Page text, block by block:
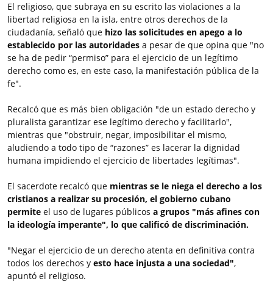
El religioso, que subraya en su escrito las violaciones a la
libertad religiosa en la isla, entre otros derechos de la
ciudadanía, señaló que hizo las solicitudes en apego a lo
establecido por las autoridades a pesar de que opina que "no
se ha de pedir “permiso” para el ejercicio de un legítimo
derecho como es, en este caso, la manifestación pública de la
fe".
Recalcó que es más bien obligación "de un estado derecho y
pluralista garantizar ese legítimo derecho y facilitarlo",
mientras que "obstruir, negar, imposibilitar el mismo,
aludiendo a todo tipo de “razones” es lacerar la dignidad
humana impidiendo el ejercicio de libertades legítimas".
El sacerdote recalcó que mientras se le niega el derecho a los
cristianos a realizar su procesión, el gobierno cubano
permite el uso de lugares públicos a grupos "más afines con
la ideología imperante", lo que calificó de discriminación.
"Negar el ejercicio de un derecho atenta en definitiva contra
todos los derechos y esto hace injusta a una sociedad",
apuntó el religioso.